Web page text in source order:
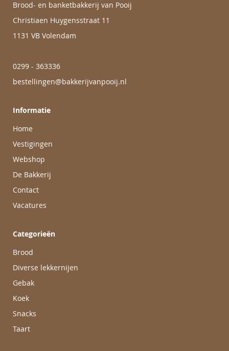
Brood- en banketbakkerij van Pooij
Christiaen Huygensstraat 11
1131 VB Volendam
0299 - 363336
bestellingen@bakkerijvanpooij.nl
Informatie
Home
Vestigingen
Webshop
De Bakkerij
Contact
Vacatures
Categorieën
Brood
Diverse lekkernijen
Gebak
Koek
Snacks
Taart